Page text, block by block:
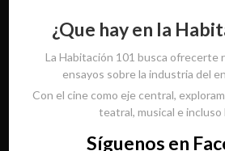
¿Que hay en la
La Habitación 101 busca ofrecerte
ensayos sobre la industria del
Con el cine como eje central,
teatral, musical e incluso
Síguenos en